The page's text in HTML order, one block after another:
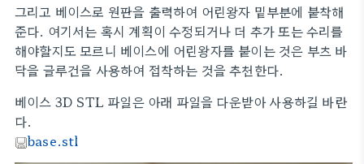
그리고 베이스로 원판을 출력하여 어린왕자 밑부분에 붙착해
준다. 여기서는 혹시 계획이 수정되거나 더 추가 또는 수리를
해야할지도 모르니 베이스에 어린왕자를 붙이는 것은 부츠 바
닥을 글루건을 사용하여 접착하는 것을 추천한다.
베이스 3D STL 파일은 아래 파일을 다운받아 사용하길 바란
다.
base.stl